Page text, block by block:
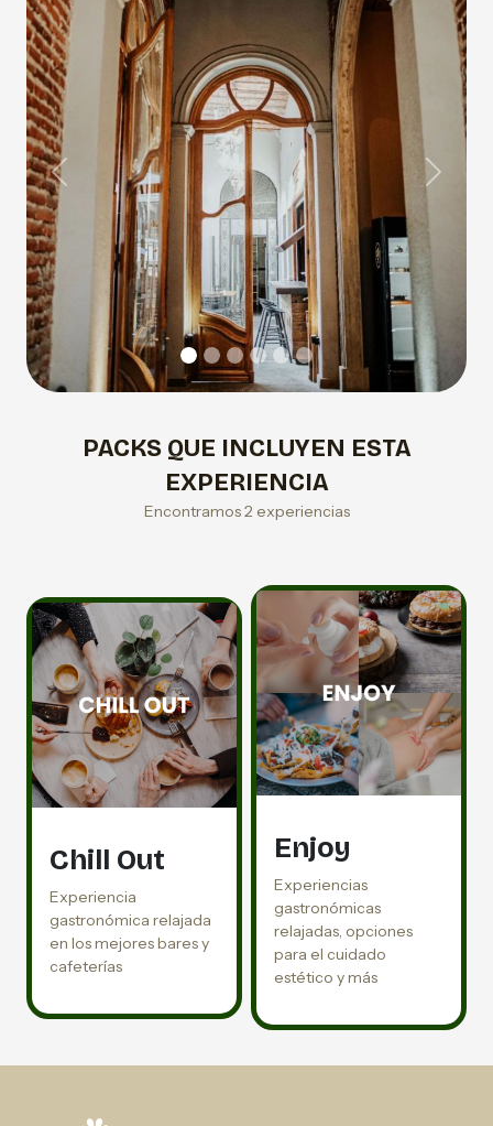
Previous Next
PACKS QUE INCLUYEN ESTA
EXPERIENCIA
Encontramos 2 experiencias
Chill Out
Experiencia
gastronómica relajada
en los mejores bares y
cafeterías
Enjoy
Experiencias
gastronómicas
relajadas, opciones
para el cuidado
estético y más